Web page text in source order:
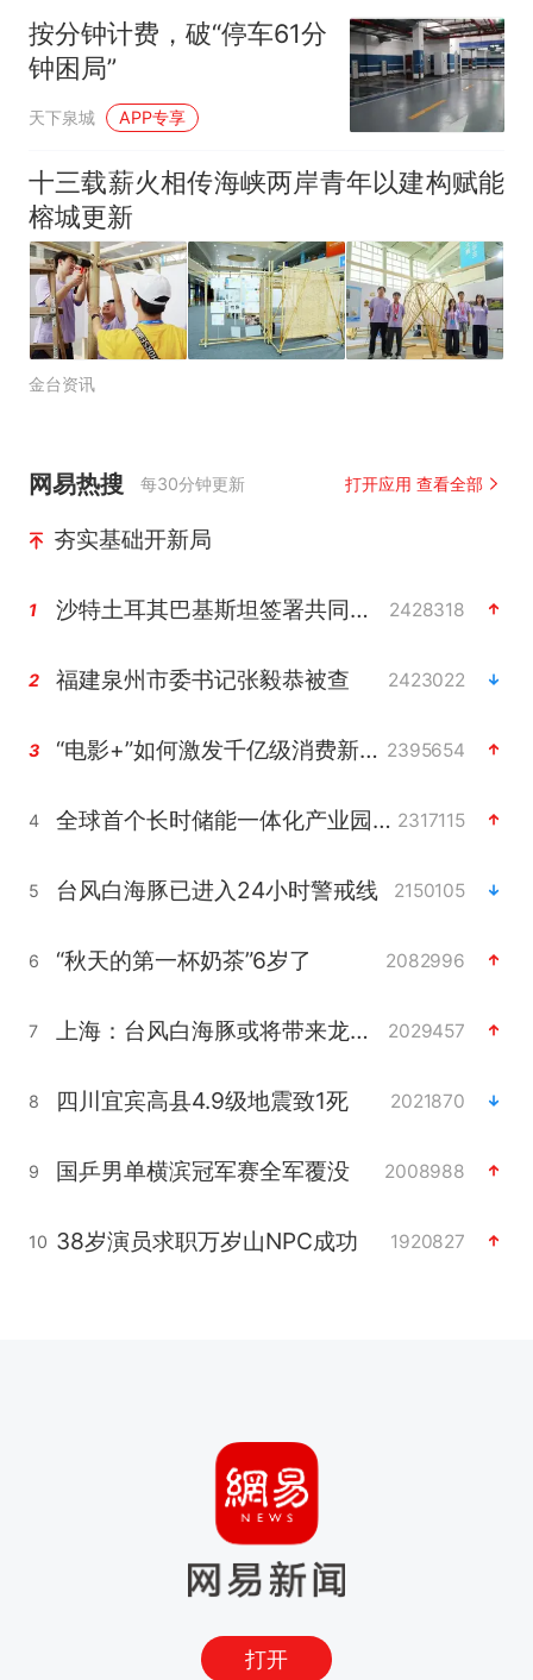
按分钟计费，破“停车61分
钟困局”
天下泉城 APP专享
十三载薪火相传海峡两岸青年以建构赋能
榕城更新
金台资讯
网易热搜 每30分钟更新 打开应用 查看全部
夯实基础开新局
1 沙特土耳其巴基斯坦签署共同防务协议 2428318
2 福建泉州市委书记张毅恭被查 2423022
3 “电影+”如何激发千亿级消费新活力？ 2395654
4 全球首个长时储能一体化产业园量产 2317115
5 台风白海豚已进入24小时警戒线 2150105
6 “秋天的第一杯奶茶”6岁了 2082996
7 上海：台风白海豚或将带来龙卷风 2029457
8 四川宜宾高县4.9级地震致1死 2021870
9 国乒男单横滨冠军赛全军覆没 2008988
10 38岁演员求职万岁山NPC成功 1920827
打开